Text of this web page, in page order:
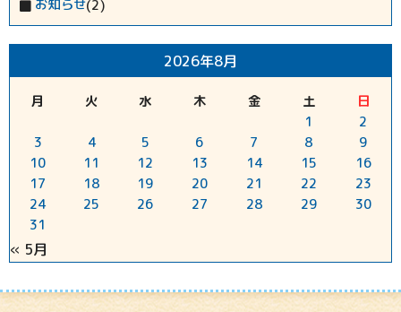
お知らせ(2)
2026年8月
月 火 水 木 金 土
日
1
2
3
4 5 6 7 8
9
10
11 12 13 14 15
16
17
18 19 20 21 22
23
24
25 26 27 28 29
30
31
« 5月